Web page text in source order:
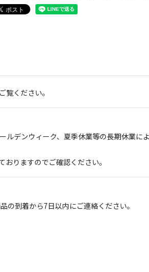
覧ください。
デンウィーク、夏季休業等の長期休業に
りますのでご確認ください。
の到着から7日以内にご連絡ください。